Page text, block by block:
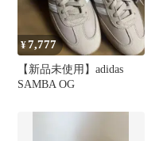
¥7,777
【新品未使用】adidas
SAMBA OG